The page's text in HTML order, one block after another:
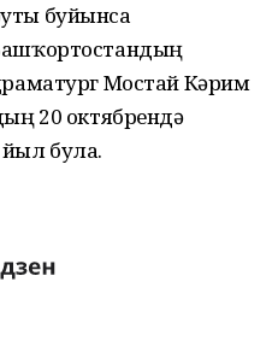
буйынса
Мостай Кәрим
20 октябрендә
була.